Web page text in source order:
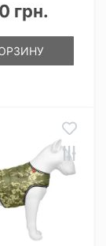
грн.